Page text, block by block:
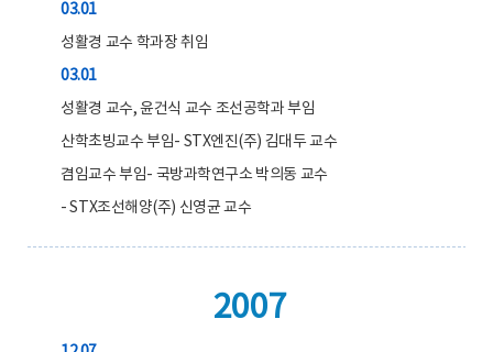
03.01
성활경 교수 학과장 취임
03.01
성활경 교수, 윤건식 교수 조선공학과 부임
산학초빙교수 부임- STX엔진(주) 김대두 교수
겸임교수 부임- 국방과학연구소 박의동 교수
- STX조선해양(주) 신영균 교수
2007